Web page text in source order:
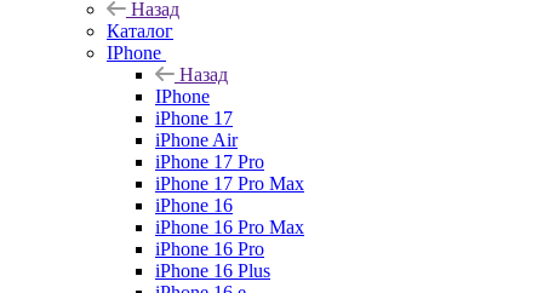
Назад
Каталог
IPhone
Назад
IPhone
iPhone 17
iPhone Air
iPhone 17 Pro
iPhone 17 Pro Max
iPhone 16
iPhone 16 Pro Max
iPhone 16 Pro
iPhone 16 Plus